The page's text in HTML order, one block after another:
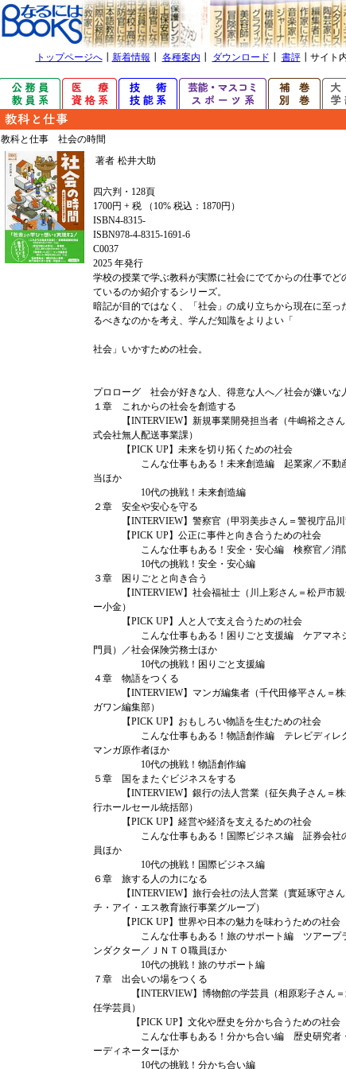
トップページへ┃ 新着情報 各種案内 ダウンロード 書評┃サイト
教科と仕事 社会の時間
著者 松井大助
四六判・128頁
1700円 + 税 （10% 税込：1870円）
ISBN4-8315-
ISBN978-4-8315-1691-6
C0037
2025 年発行
学校の授業で学ぶ教科が実際に社会にでてからの仕事でど
ているのか紹介するシリーズ。
暗記が目的ではなく、「社会」の成り立ちから現在に至っ
るべきなのかを考え、学んだ知識をよりよい「
社会」いかすための社会。
プロローグ 社会が好きな人、得意な人へ／社会が嫌いな
１章 これからの社会を創造する
【INTERVIEW】新規事業開発担当者（牛嶋裕之さん
式会社無人配送事業課）
【PICK UP】未来を切り拓くための社会
こんな仕事もある！未来創造編 起業家／不動産
当ほか
10代の挑戦！未来創造編
２章 安全や安心を守る
【INTERVIEW】警察官（甲羽美歩さん＝警視庁品川
【PICK UP】公正に事件と向き合うための社会
こんな仕事もある！安全・安心編 検察官／消
10代の挑戦！安全・安心編
３章 困りごとと向き合う
【INTERVIEW】社会福祉士（川上彩さん＝松戸市親
ー小金）
【PICK UP】人と人で支え合うための社会
こんな仕事もある！困りごと支援編 ケアマネジ
門員）／社会保険労務士ほか
10代の挑戦！困りごと支援編
４章 物語をつくる
【INTERVIEW】マンガ編集者（千代田修平さん＝株
ガワン編集部）
【PICK UP】おもしろい物語を生むための社会
こんな仕事もある！物語創作編 テレビディレク
マンガ原作者ほか
10代の挑戦！物語創作編
５章 国をまたぐビジネスをする
【INTERVIEW】銀行の法人営業（征矢典子さん＝株
行ホールセール統括部）
【PICK UP】経営や経済を支えるための社会
こんな仕事もある！国際ビジネス編 証券会社の
員ほか
10代の挑戦！国際ビジネス編
６章 旅する人の力になる
【INTERVIEW】旅行会社の法人営業（實延琢守さん
チ・アイ・エス教育旅行事業グループ）
【PICK UP】世界や日本の魅力を味わうための社会
こんな仕事もある！旅のサポート編 ツアープラ
ンダクター／ＪＮＴＯ職員ほか
10代の挑戦！旅のサポート編
７章 出会いの場をつくる
【INTERVIEW】博物館の学芸員（相原彩子さん＝
任学芸員）
【PICK UP】文化や歴史を分かち合うための社会
こんな仕事もある！分かち合い編 歴史研究者・
ーディネーターほか
10代の挑戦！分かち合い編